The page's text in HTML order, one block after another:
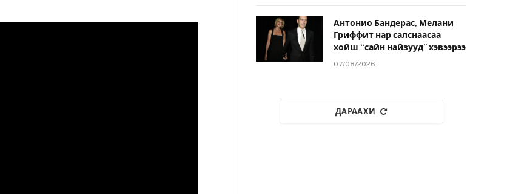
Антонио Бандерас, Мелани
Гриффит нар салснаасаа
хойш “сайн найзууд” хэвээрээ
07/08/2026
ДАРААХИ